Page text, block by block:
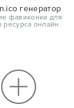
генератор
фавиконки для
ресурса онлайн